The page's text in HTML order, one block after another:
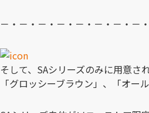
－・－・－・－・－・－・－・－
そして、SAシリーズのみに用意さ
「グロッシーブラウン」、「オー